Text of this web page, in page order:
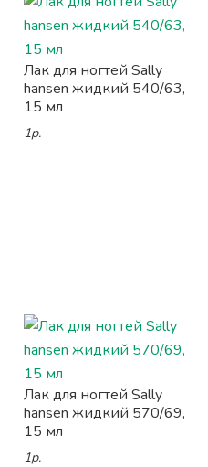
Лак для ногтей Sally
hansen жидкий 540/63,
15 мл
1р.
Лак для ногтей Sally
hansen жидкий 570/69,
15 мл
1р.